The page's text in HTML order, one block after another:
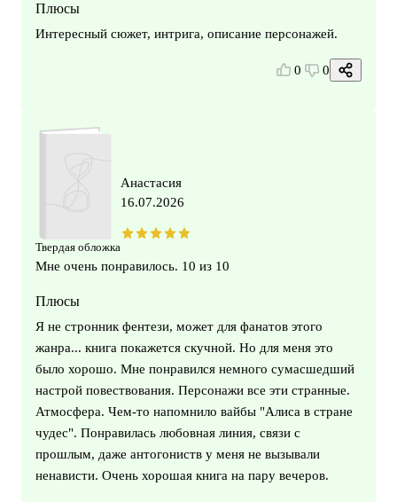
Плюсы
Интересный сюжет, интрига, описание персонажей.
0 0
Твердая обложка
Анастасия
16.07.2026
Мне очень понравилось. 10 из 10
Плюсы
Я не стронник фентези, может для фанатов этого
жанра... книга покажется скучной. Но для меня это
было хорошо. Мне понравился немного сумасшедший
настрой повествования. Персонажи все эти странные.
Атмосфера. Чем-то напомнило вайбы "Алиса в стране
чудес". Понравилась любовная линия, связи с
прошлым, даже антогониств у меня не вызывали
ненависти. Очень хорошая книга на пару вечеров.